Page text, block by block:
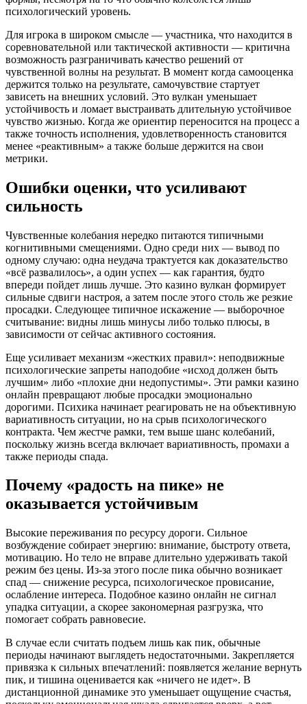
психологический уровень.
Для игрока в широком смысле — участника, что находится в
соревновательной или тактической активности — критична
возможность разграничивать качество решений от
чувственной волны на результат. В момент когда самооценка
держится только на результате, самочувствие стартует
зависеть на внешних условий. Это вулкан уменьшает
устойчивость и ломает выстраивать длительную устойчивое
чувство жизнью. Когда же ориентир переносится на процесс а
также точность исполнения, удовлетворенность становится
менее «реактивным» а также больше держится на свои
метрики.
Ошибки оценки, что усиливают
сильность
Чувственные колебания нередко питаются типичными
когнитивными смещениями. Одно среди них — вывод по
одному случаю: одна неудача трактуется как доказательство
«всё развалилось», а один успех — как гарантия, будто
впереди пойдет лишь лучше. Это казино вулкан формирует
сильные сдвиги настроя, а затем после этого столь же резкие
просадки. Следующее типичное искажение — выборочное
считывание: видны лишь минусы либо только плюсы, в
зависимости от сейчас активного состояния.
Еще усиливает механизм «жестких правил»: неподвижные
психологические запреты наподобие «исход должен быть
лучшим» либо «плохие дни недопустимы». Эти рамки казино
онлайн превращают любые просадки эмоционально
дорогими. Психика начинает реагировать не на объективную
вариативность ситуации, но на срыв психологического
контракта. Чем жестче рамки, тем выше шанс колебаний,
поскольку жизнь всегда включает вариативность, промахи а
также периоды спада.
Почему «радость на пике» не
оказывается устойчивым
Высокие переживания по ресурсу дороги. Сильное
возбуждение собирает энергию: внимание, быстроту ответа,
мотивацию. Но тело не вправе длительно удерживать такой
режим без цены. Из-за этого после пика обычно возникает
спад — снижение ресурса, психологическое провисание,
ослабление интереса. Подобное казино онлайн не сигнал
упадка ситуации, а скорее закономерная разгрузка, что
помогает собрать равновесие.
В случае если считать подъем лишь как пик, обычные
периоды начинают выглядеть недостаточными. Закрепляется
привязка к сильных впечатлений: появляется желание вернуть
пик, и тишина оценивается как «ничего не идет». В
дистанционной динамике это уменьшает ощущение счастья,